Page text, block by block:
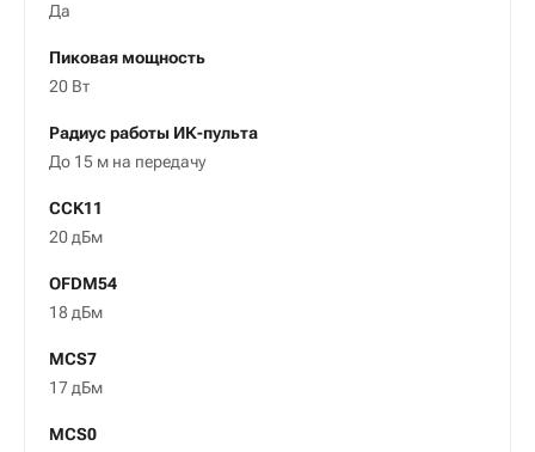
Да
Пиковая мощность
20 Вт
Радиус работы ИК-пульта
До 15 м на передачу
CCK11
20 дБм
OFDM54
18 дБм
MCS7
17 дБм
MCS0